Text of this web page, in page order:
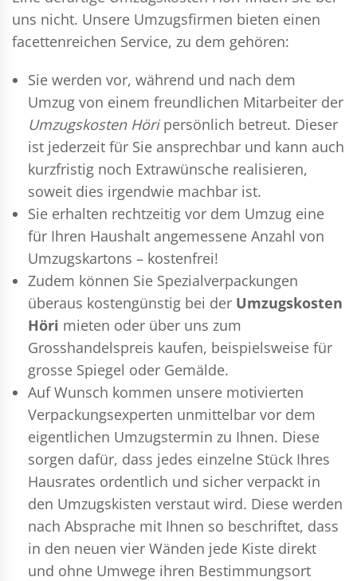
uns nicht. Unsere Umzugsfirmen bieten einen
facettenreichen Service, zu dem gehören:
Sie werden vor, während und nach dem
Umzug von einem freundlichen Mitarbeiter der
Umzugskosten Höripersönlich betreut. Dieser
ist jederzeit für Sie ansprechbar und kann auch
kurzfristig noch Extrawünsche realisieren,
soweit dies irgendwie machbar ist.
Sie erhalten rechtzeitig vor dem Umzug eine
für Ihren Haushalt angemessene Anzahl von
Umzugskartons – kostenfrei!
Zudem können Sie Spezialverpackungen
überaus kostengünstig bei der Umzugskosten
Höri mieten oder über uns zum
Grosshandelspreis kaufen, beispielsweise für
grosse Spiegel oder Gemälde.
Auf Wunsch kommen unsere motivierten
Verpackungsexperten unmittelbar vor dem
eigentlichen Umzugstermin zu Ihnen. Diese
sorgen dafür, dass jedes einzelne Stück Ihres
Hausrates ordentlich und sicher verpackt in
den Umzugskisten verstaut wird. Diese werden
nach Absprache mit Ihnen so beschriftet, dass
in den neuen vier Wänden jede Kiste direkt
und ohne Umwege ihren Bestimmungsort